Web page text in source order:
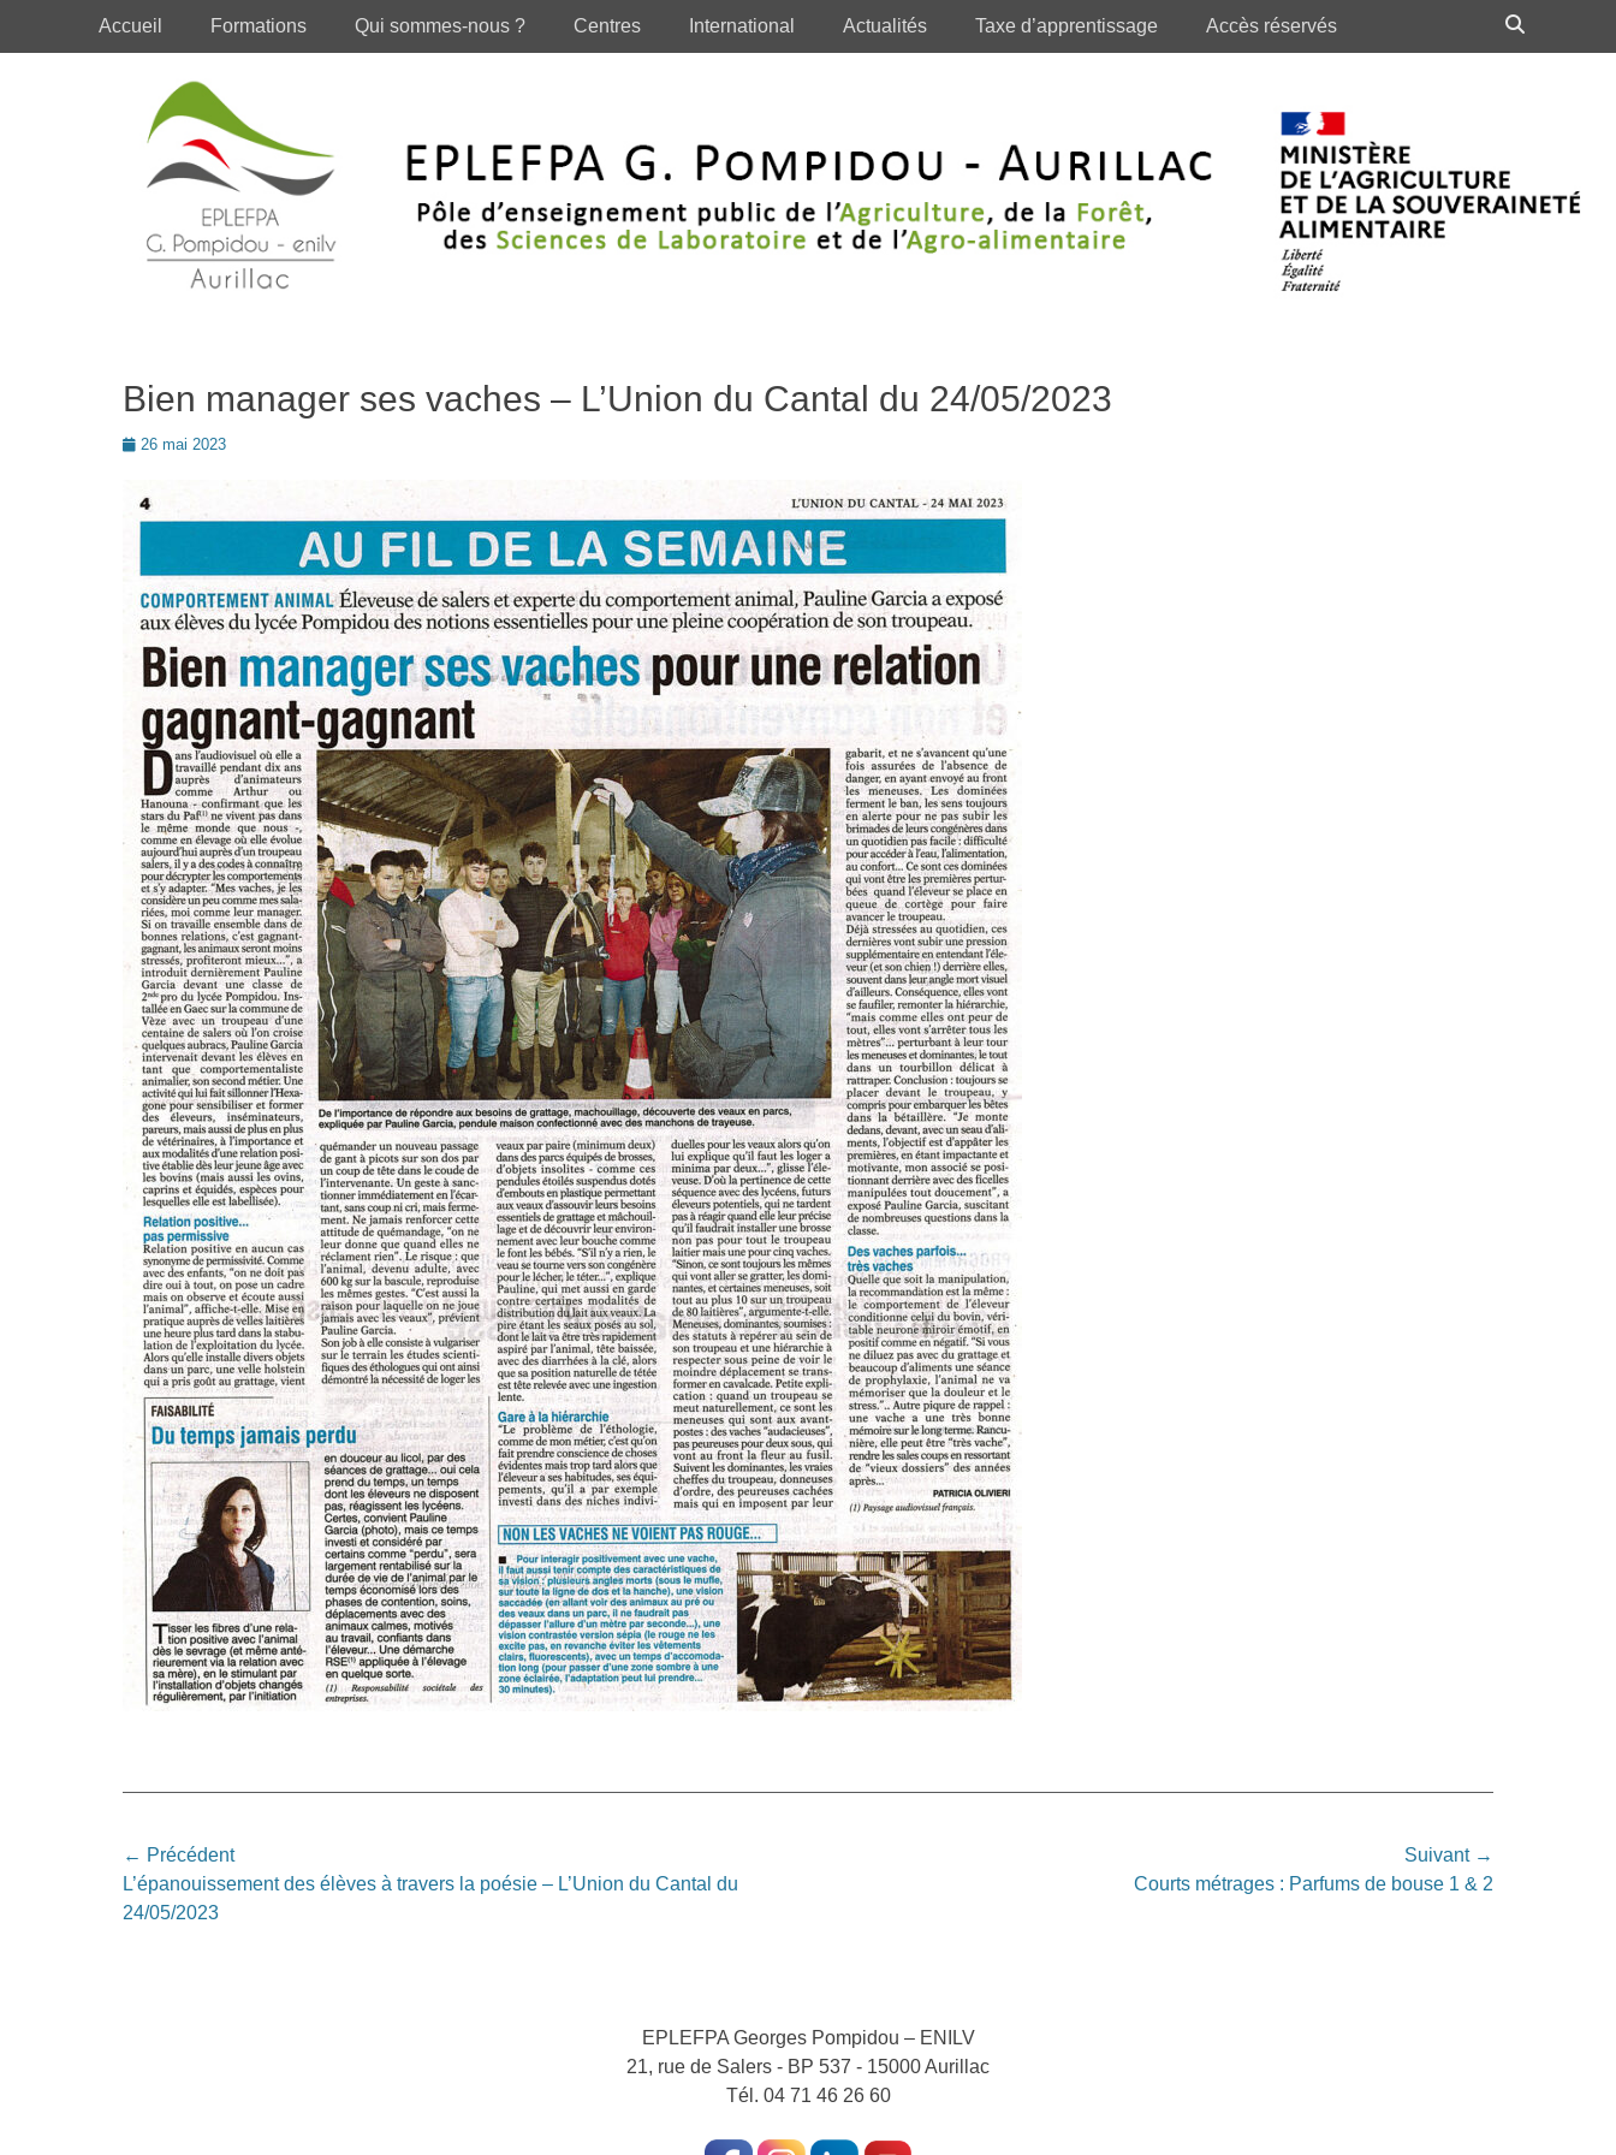
Premier menu
Accueil Formations Qui sommes-nous ? Centres International Actualités Taxe d’apprentissage Accès réservés
Bien manager ses vaches – L’Union du Cantal du 24/05/2023
Posté26 mai 2023
Navigation
de
← Précédent
Article
précédent:
L’épanouissement des élèves à travers la poésie – L’Union du Cantal du
24/05/2023
Suivant →
Courts métrages : Parfums de bouse 1 & 2
EPLEFPA Georges Pompidou – ENILV
21, rue de Salers - BP 537 - 15000 Aurillac
Tél. 04 71 46 26 60